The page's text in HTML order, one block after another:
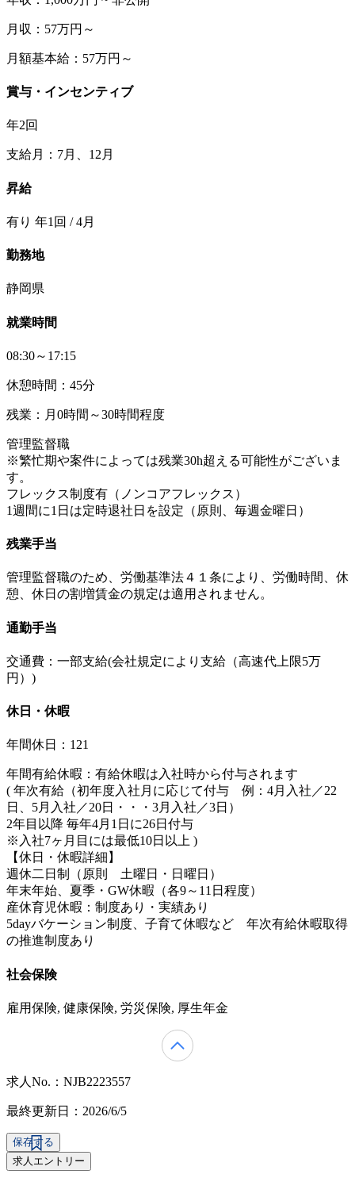
月収：57万円～
月額基本給：57万円～
賞与・インセンティブ
年2回
支給月：7月、12月
昇給
有り 年1回 / 4月
勤務地
静岡県
就業時間
08:30～17:15
休憩時間：45分
残業：月0時間～30時間程度
管理監督職
※繁忙期や案件によっては残業30h超える可能性がございま
す。
フレックス制度有（ノンコアフレックス）
1週間に1日は定時退社日を設定（原則、毎週金曜日）
残業手当
管理監督職のため、労働基準法４１条により、労働時間、休
憩、休日の割増賃金の規定は適用されません。
通勤手当
交通費：一部支給(会社規定により支給（高速代上限5万
円）)
休日・休暇
年間休日：121
年間有給休暇：有給休暇は入社時から付与されます
( 年次有給（初年度入社月に応じて付与 例：4月入社／22
日、5月入社／20日・・・3月入社／3日）
2年目以降 毎年4月1日に26日付与
※入社7ヶ月目には最低10日以上 )
【休日・休暇詳細】
週休二日制（原則 土曜日・日曜日）
年末年始、夏季・GW休暇（各9～11日程度）
産休育児休暇：制度あり・実績あり
5dayバケーション制度、子育て休暇など 年次有給休暇取得
の推進制度あり
社会保険
雇用保険, 健康保険, 労災保険, 厚生年金
求人No.：NJB2223557
最終更新日：2026/6/5
保存する
求人エントリー